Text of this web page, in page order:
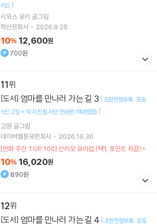
카드]
시와스 유키 글그림
학산문화사
2026.8.25.
10% 12,600원
700원
11
[도서] 엄마를 만나러 가는 길 3 [초판한정부록 : 포토
카드 2장 + 작가 친필 사인 인쇄본 (책과랩핑) ]
고먕글그림
네이버웹툰유한회사
2026.10.30.
[만화 주간 TOP 100] 산리오 유리컵 (택1, 포인트 차감)
10% 16,020원
890원
12
[도서] 엄마를 만나러 가는 길 4 [초판한정부록 : 포토